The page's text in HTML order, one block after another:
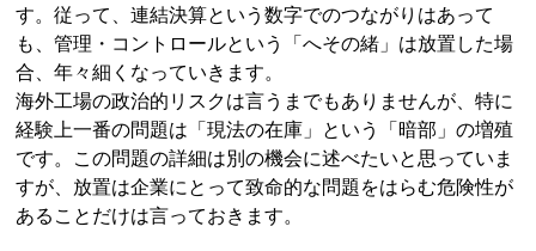
す。従って、連結決算という数字でのつながりはあって
も、管理・コントロールという「へその緒」は放置した場
合、年々細くなっていきます。
海外工場の政治的リスクは言うまでもありませんが、特に
経験上一番の問題は「現法の在庫」という「暗部」の増殖
です。この問題の詳細は別の機会に述べたいと思っていま
すが、放置は企業にとって致命的な問題をはらむ危険性が
あることだけは言っておきます。